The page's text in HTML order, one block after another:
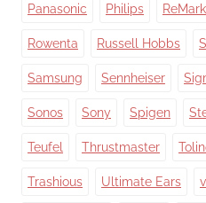
Panasonic Philips
Rowenta Russell Hobbs
Samsung Sennheiser
Sonos Sony Spigen
Teufel Thrustmaster
Trashious Ultimate Ears